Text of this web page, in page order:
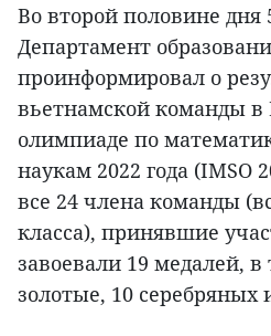
Во второй половине дня
Департамент
проинформировал о
вьетнамской команды
олимпиаде по
наукам 2022 года (IMSO
все 24 члена команды
класса), принявшие
завоевали 19 медалей, в
золотые, 10 серебряных